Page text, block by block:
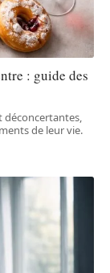
: guide des
déconcertantes,
de leur vie.